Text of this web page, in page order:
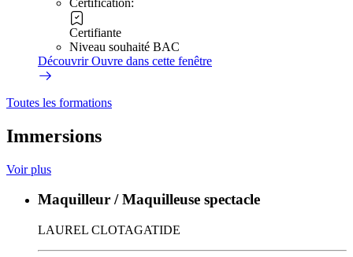
Certification:
Certifiante
Niveau souhaité BAC
DécouvrirOuvre dans cette fenêtre
Toutes les formations
Immersions
Voir plus
Maquilleur / Maquilleuse spectacle
LAUREL CLOTAGATIDE